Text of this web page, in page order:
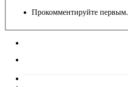
Прокомментируйте первым.